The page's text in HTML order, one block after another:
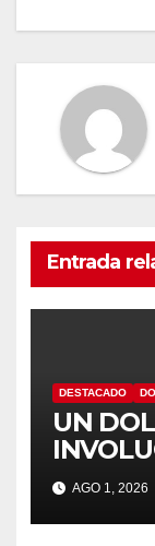
Entrada
DESTACADO
UN
CON
AGO 1, 2026